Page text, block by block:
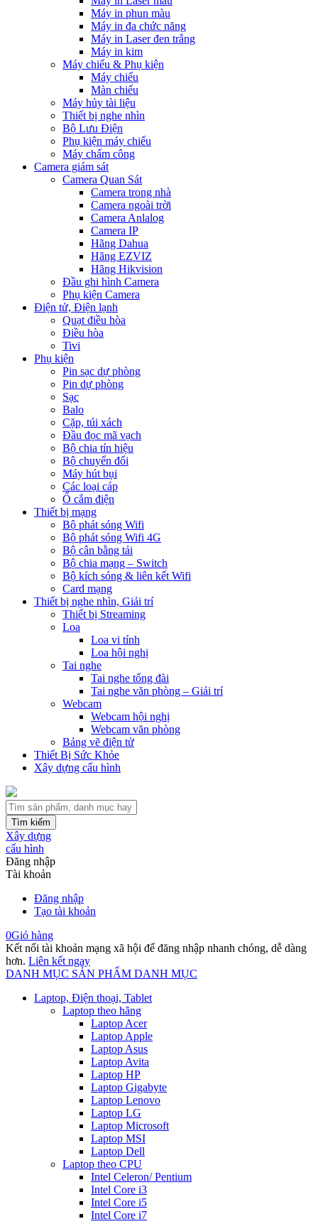
Máy in phun màu
Máy in đa chức năng
Máy in Laser đen trắng
Máy in kim
Máy chiếu & Phụ kiện
Máy chiếu
Màn chiếu
Máy hủy tài liệu
Thiết bị nghe nhìn
Bộ Lưu Điện
Phụ kiện máy chiếu
Máy chấm công
Camera giám sát
Camera Quan Sát
Camera trong nhà
Camera ngoài trời
Camera Anlalog
Camera IP
Hãng Dahua
Hãng EZVIZ
Hãng Hikvision
Đầu ghi hình Camera
Phụ kiện Camera
Điện tử, Điện lạnh
Quạt điều hòa
Điều hòa
Tivi
Phụ kiện
Pin sạc dự phòng
Pin dự phòng
Sạc
Balo
Cặp, túi xách
Đầu đọc mã vạch
Bộ chia tín hiệu
Bộ chuyển đổi
Máy hút bụi
Các loại cáp
Ổ cắm điện
Thiết bị mạng
Bộ phát sóng Wifi
Bộ phát sóng Wifi 4G
Bộ cân bằng tải
Bộ chia mạng – Switch
Bộ kích sóng & liên kết Wifi
Card mạng
Thiết bị nghe nhìn, Giải trí
Thiết bị Streaming
Loa
Loa vi tính
Loa hội nghị
Tai nghe
Tai nghe tổng đài
Tai nghe văn phòng – Giải trí
Webcam
Webcam hội nghị
Webcam văn phòng
Bảng vẽ điện tử
Thiết Bị Sức Khỏe
Xây dựng cấu hình
Tìm kiếm
Xây dựng
cấu hình
Đăng nhập
Tài khoản
Đăng nhập
Tạo tài khoản
0Giỏ hàng
Kết nối tài khoản mạng xã hội để đăng nhập nhanh chóng, dễ dàng
hơn. Liên kết ngay
DANH MỤC SẢN PHẨM DANH MỤC
Laptop, Điện thoại, Tablet
Laptop theo hãng
Laptop Acer
Laptop Apple
Laptop Asus
Laptop Avita
Laptop HP
Laptop Gigabyte
Laptop Lenovo
Laptop LG
Laptop Microsoft
Laptop MSI
Laptop Dell
Laptop theo CPU
Intel Celeron/ Pentium
Intel Core i3
Intel Core i5
Intel Core i7